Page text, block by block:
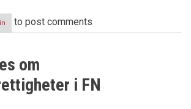
to post comments
om
i FN